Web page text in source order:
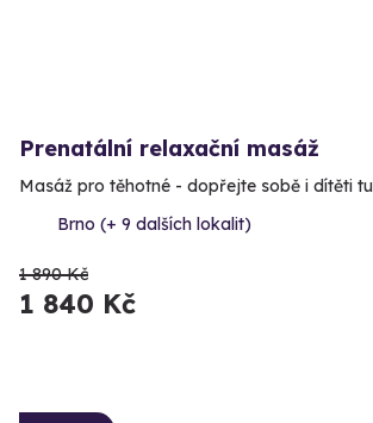
Prenatální relaxační masáž
Masáž pro těhotné - dopřejte sobě i dítěti
Brno (+ 9 dalších lokalit)
1 890 Kč
1 840 Kč